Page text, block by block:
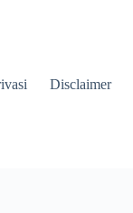
Disclaimer